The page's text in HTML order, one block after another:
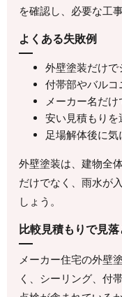
を確認し、必要な工
よくある失敗例
外壁塗装だけ
付帯部やバル
メーカー名だ
安い見積もりを
足場解体後に
外壁塗装は、建物全
だけでなく、雨水が
しょう。
比較見積もりで見
メーカー住宅の外壁
く、シーリング、付